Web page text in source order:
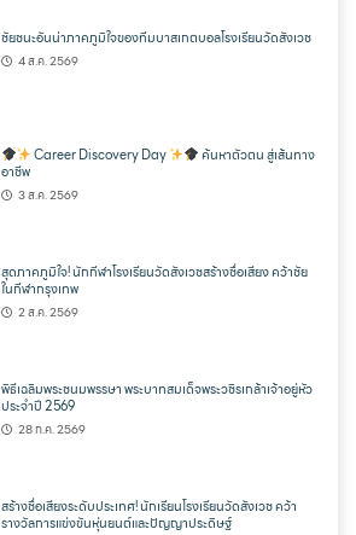
ชัยชนะอันน่าภาคภูมิใจของทีมบาสเกตบอลโรงเรียนวัดสังเวช
4 ส.ค. 2569
Career Discovery Day
ค้นหาตัวตน สู่เส้นทาง
อาชีพ
3 ส.ค. 2569
สุดภาคภูมิใจ! นักกีฬาโรงเรียนวัดสังเวชสร้างชื่อเสียง คว้าชัย
ในกีฬากรุงเทพ
2 ส.ค. 2569
พิธีเฉลิมพระชนมพรรษา พระบาทสมเด็จพระวชิรเกล้าเจ้าอยู่หัว
ประจำปี 2569
28 ก.ค. 2569
สร้างชื่อเสียงระดับประเทศ! นักเรียนโรงเรียนวัดสังเวช คว้า
รางวัลการแข่งขันหุ่นยนต์และปัญญาประดิษฐ์